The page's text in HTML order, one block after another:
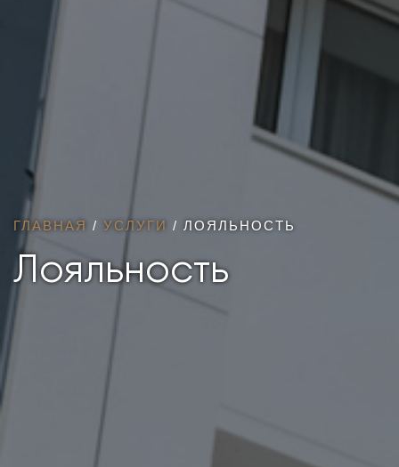
ГЛАВНАЯ / УСЛУГИ / ЛОЯЛЬНОСТЬ
Лояльность